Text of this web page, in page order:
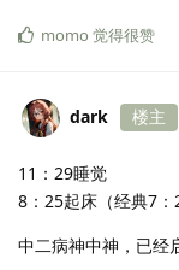
momo 觉得很赞
dark 楼主
11：29睡觉
8：25起床（经典7
中二病神中神，已经